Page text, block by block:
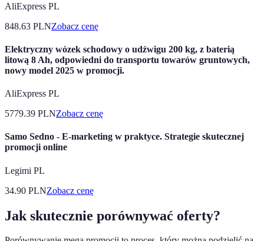
AliExpress PL
848.63 PLNZobacz cenę
Elektryczny wózek schodowy o udźwigu 200 kg, z baterią
litową 8 Ah, odpowiedni do transportu towarów gruntowych,
nowy model 2025 w promocji.
AliExpress PL
5779.39 PLNZobacz cenę
Samo Sedno - E-marketing w praktyce. Strategie skutecznej
promocji online
Legimi PL
34.90 PLNZobacz cenę
Jak skutecznie porównywać oferty?